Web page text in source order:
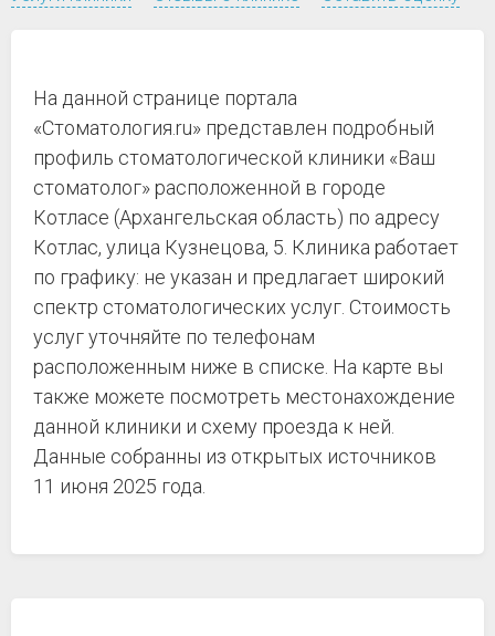
На данной странице портала
«Стоматология.ru» представлен подробный
профиль стоматологической клиники «Ваш
стоматолог» расположенной в городе
Котласе (Архангельская область) по адресу
Котлас, улица Кузнецова, 5. Клиника работает
по графику: не указан и предлагает широкий
спектр стоматологических услуг. Стоимость
услуг уточняйте по телефонам
расположенным ниже в списке. На карте вы
также можете посмотреть местонахождение
данной клиники и схему проезда к ней.
Данные собранны из открытых источников
11 июня 2025 года.